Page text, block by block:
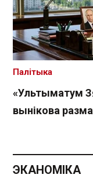
«Ультыматум
вынікова
Палітыка
ЭКАНОМІКА